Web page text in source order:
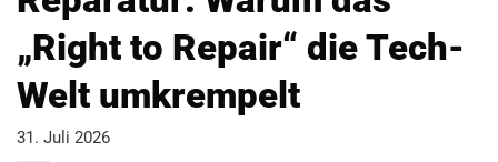
„Right to Repair“ die Tech-
Welt umkrempelt
31. Juli 2026